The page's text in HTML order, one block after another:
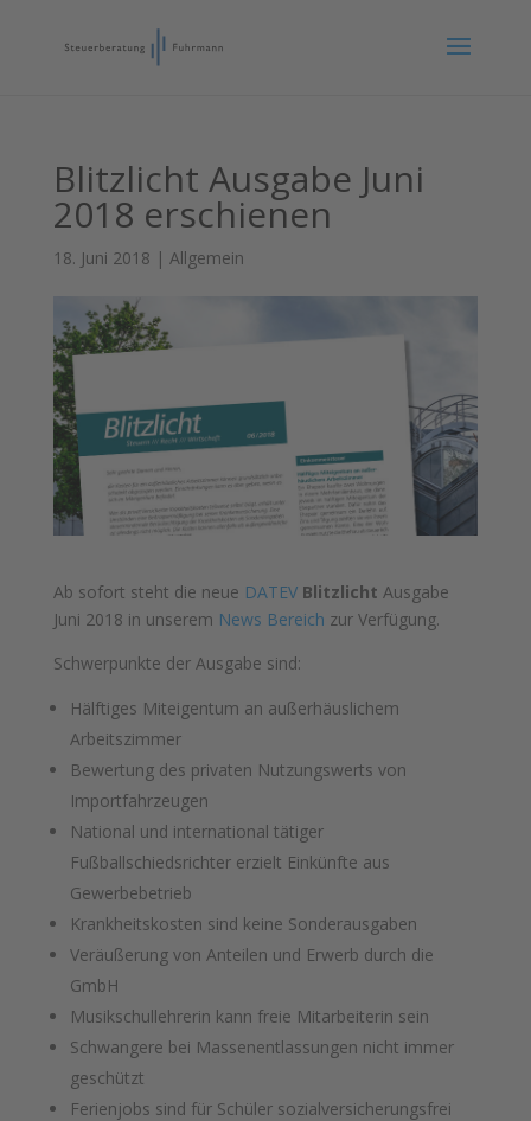
Blitzlicht Ausgabe Juni
2018 erschienen
18. Juni 2018 | Allgemein
Ab sofort steht die neue DATEV Blitzlicht Ausgabe
Juni 2018 in unserem News Bereich zur Verfügung.
Schwerpunkte der Ausgabe sind:
Hälftiges Miteigentum an außerhäuslichem
Arbeitszimmer
Bewertung des privaten Nutzungswerts von
Importfahrzeugen
National und international tätiger
Fußballschiedsrichter erzielt Einkünfte aus
Gewerbebetrieb
Krankheitskosten sind keine Sonderausgaben
Veräußerung von Anteilen und Erwerb durch die
GmbH
Musikschullehrerin kann freie Mitarbeiterin sein
Schwangere bei Massenentlassungen nicht immer
geschützt
Ferienjobs sind für Schüler sozialversicherungsfrei